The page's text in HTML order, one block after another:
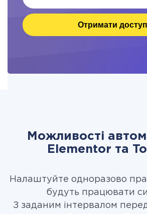
Отримати доступ
Можливості
Elementor та
Налаштуйте одноразово
будуть працювати
З заданим інтервалом